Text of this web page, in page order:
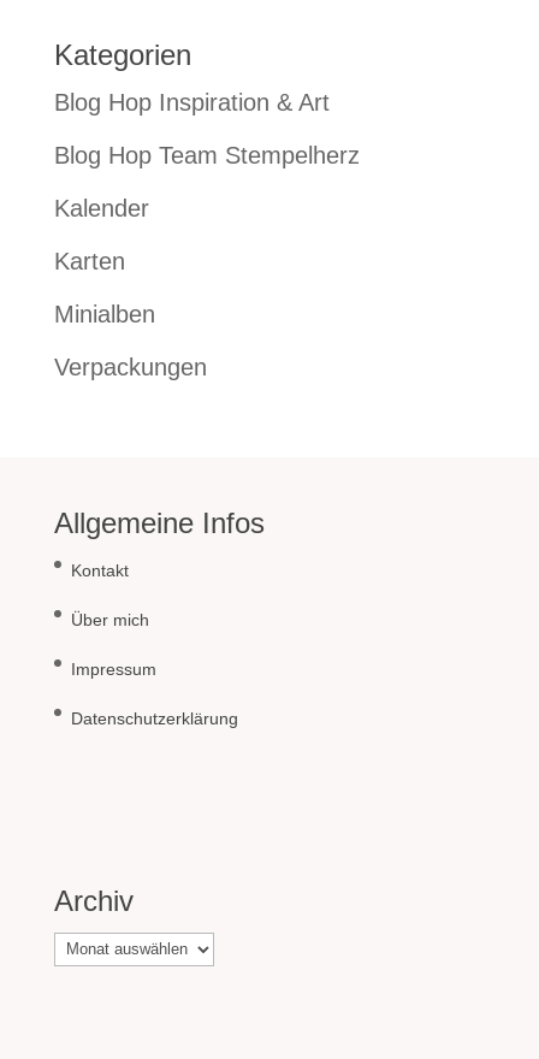
Kategorien
Blog Hop Inspiration & Art
Blog Hop Team Stempelherz
Kalender
Karten
Minialben
Verpackungen
Allgemeine Infos
Kontakt
Über mich
Impressum
Datenschutzerklärung
Archiv
Archiv